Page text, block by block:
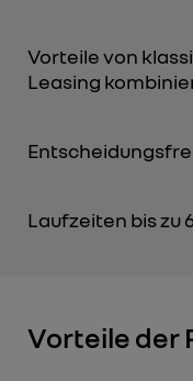
Vorteile von
Leasing
Laufzeiten bis zu
Vorteile der